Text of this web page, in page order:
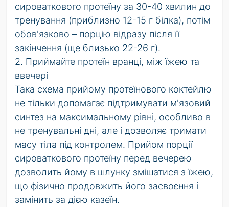
сироваткового протеїну за 30-40 хвилин до
тренування (приблизно 12-15 г білка), потім
обов'язково – порцію відразу після її
закінчення (ще близько 22-26 г).
2. Приймайте протеїн вранці, між їжею та
ввечері
Така схема прийому протеїнового коктейлю
не тільки допомагає підтримувати м'язовий
синтез на максимальному рівні, особливо в
не тренувальні дні, але і дозволяє тримати
масу тіла під контролем. Прийом порції
сироваткового протеїну перед вечерею
дозволить йому в шлунку змішатися з їжею,
що фізично продовжить його засвоєння і
замінить за дією казеїн.